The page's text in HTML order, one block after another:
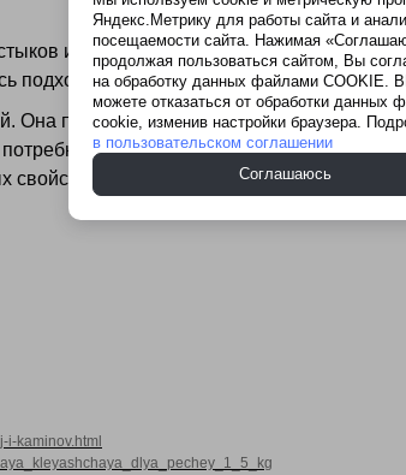
и швов. Вы сможете склеивать
подходит для склеивания разных
Она поставляется в удобных
и объема работы.
свойств.
kaminov.html
Яндекс.Метрику для работы сайта и
посещаемости сайта. Нажимая
продолжая пользоваться сайтом, Вы
на обработку данных файлами COOKIE.
можете отказаться от обработки данных
cookie, изменив настройки браузера.
в пользовательском соглашении
Соглашаюсь